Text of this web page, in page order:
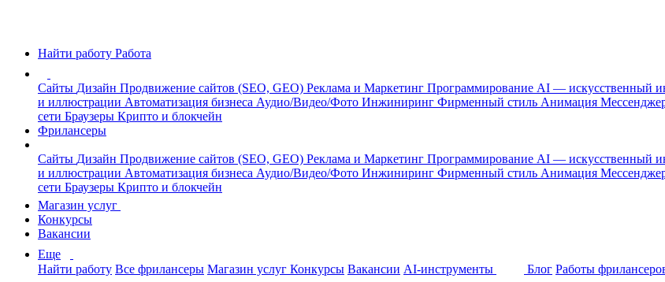
Найти работу Работа
Сайты Дизайн Продвижение сайтов (SEO, GEO) Реклама и Маркетинг Программирование AI — искусственный
и иллюстрации Автоматизация бизнеса Аудио/Видео/Фото Инжиниринг Фирменный стиль Анимация
сети Браузеры Крипто и блокчейн
Фрилансеры
Сайты Дизайн Продвижение сайтов (SEO, GEO) Реклама и Маркетинг Программирование AI — искусственный
и иллюстрации Автоматизация бизнеса Аудио/Видео/Фото Инжиниринг Фирменный стиль Анимация
сети Браузеры Крипто и блокчейн
Магазин услуг
Конкурсы
Вакансии
Еще
Найти работу Все фрилансеры Магазин услуг Конкурсы Вакансии AI-инструменты Блог Работы